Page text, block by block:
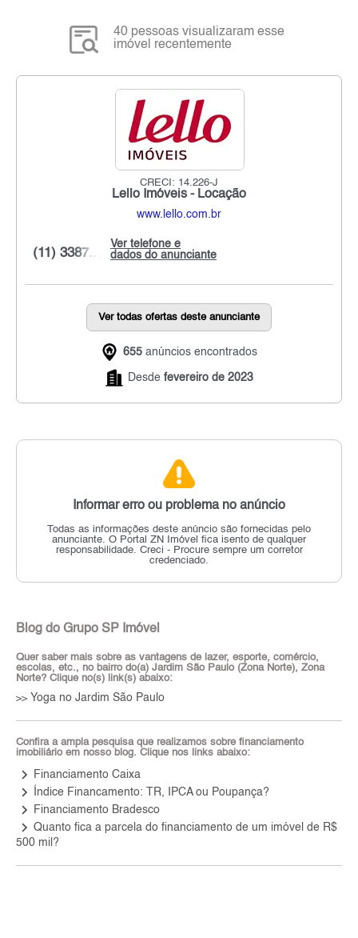
40 pessoas visualizaram esse
imóvel recentemente
CRECI: 14.226-J
Lello Imóveis - Locação
www.lello.com.br
Ver telefone e
dados do anunciante
(11) 3387...
Ver todas ofertas deste anunciante
655 anúncios encontrados
Desde fevereiro de 2023
Informar erro ou problema no anúncio
Todas as informações deste anúncio são fornecidas pelo
anunciante. O Portal ZN Imóvel fica isento de qualquer
responsabilidade. Creci - Procure sempre um corretor
credenciado.
Blog do Grupo SP Imóvel
Quer saber mais sobre as vantagens de lazer, esporte, comércio,
escolas, etc., no bairro do(a) Jardim São Paulo (Zona Norte), Zona
Norte? Clique no(s) link(s) abaixo:
>> Yoga no Jardim São Paulo
Confira a ampla pesquisa que realizamos sobre financiamento
imobiliário em nosso blog. Clique nos links abaixo:
keyboard_arrow_right Financiamento Caixa
keyboard_arrow_right Índice Financamento: TR, IPCA ou Poupança?
keyboard_arrow_right Financiamento Bradesco
keyboard_arrow_right Quanto fica a parcela do financiamento de um imóvel de R$
500 mil?